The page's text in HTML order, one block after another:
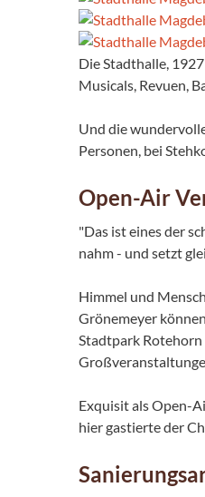
Die Stadthalle,
Musicals, Revuen,
Und die
Personen, bei
Open-Air
"Das ist eines der
nahm - und setzt
Himmel und
Grönemeyer
Stadtpark Rotehorn
Exquisit als Open-
hier gastierte der